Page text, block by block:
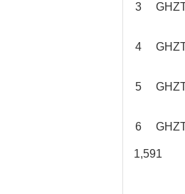
3
4
5
6
1,591